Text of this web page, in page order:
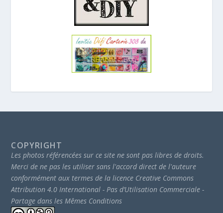
COPYRIGHT
Les photos référencées sur ce site ne sont pas libres de droits.
Merci de ne pas les utiliser sans l'accord direct de l'auteure
conformément aux termes de la licence Creative Commons
Attribution 4.0 International - Pas d’Utilisation Commerciale -
Partage dans les Mêmes Conditions